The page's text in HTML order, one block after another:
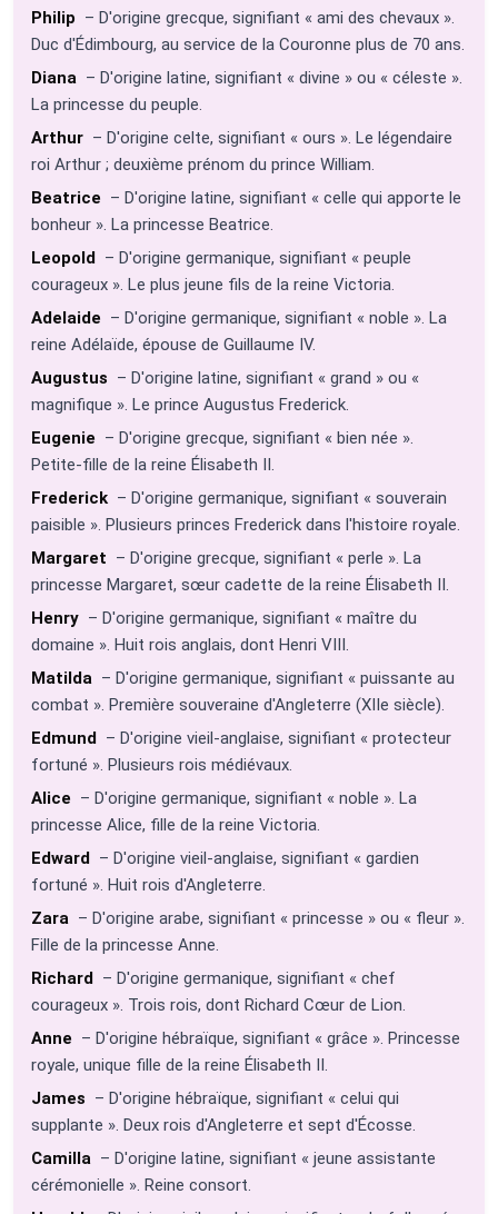
Philip – D'origine grecque, signifiant « ami des chevaux ».
Duc d'Édimbourg, au service de la Couronne plus de 70 ans.
Diana – D'origine latine, signifiant « divine » ou « céleste ».
La princesse du peuple.
Arthur – D'origine celte, signifiant « ours ». Le légendaire
roi Arthur ; deuxième prénom du prince William.
Beatrice – D'origine latine, signifiant « celle qui apporte le
bonheur ». La princesse Beatrice.
Leopold – D'origine germanique, signifiant « peuple
courageux ». Le plus jeune fils de la reine Victoria.
Adelaide – D'origine germanique, signifiant « noble ». La
reine Adélaïde, épouse de Guillaume IV.
Augustus – D'origine latine, signifiant « grand » ou «
magnifique ». Le prince Augustus Frederick.
Eugenie – D'origine grecque, signifiant « bien née ».
Petite-fille de la reine Élisabeth II.
Frederick – D'origine germanique, signifiant « souverain
paisible ». Plusieurs princes Frederick dans l'histoire royale.
Margaret – D'origine grecque, signifiant « perle ». La
princesse Margaret, sœur cadette de la reine Élisabeth II.
Henry – D'origine germanique, signifiant « maître du
domaine ». Huit rois anglais, dont Henri VIII.
Matilda – D'origine germanique, signifiant « puissante au
combat ». Première souveraine d'Angleterre (XIIe siècle).
Edmund – D'origine vieil-anglaise, signifiant « protecteur
fortuné ». Plusieurs rois médiévaux.
Alice – D'origine germanique, signifiant « noble ». La
princesse Alice, fille de la reine Victoria.
Edward – D'origine vieil-anglaise, signifiant « gardien
fortuné ». Huit rois d'Angleterre.
Zara – D'origine arabe, signifiant « princesse » ou « fleur ».
Fille de la princesse Anne.
Richard – D'origine germanique, signifiant « chef
courageux ». Trois rois, dont Richard Cœur de Lion.
Anne – D'origine hébraïque, signifiant « grâce ». Princesse
royale, unique fille de la reine Élisabeth II.
James – D'origine hébraïque, signifiant « celui qui
supplante ». Deux rois d'Angleterre et sept d'Écosse.
Camilla – D'origine latine, signifiant « jeune assistante
cérémonielle ». Reine consort.